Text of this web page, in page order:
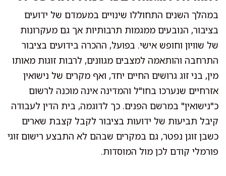
במהלך השנים התחוללו שינויים במעמדם של ידועים
בציבור, הנובעים ממגמות תרבותיות אך גם מעקרונות
של שוויון וחופש אישי. בפועל, ההכרה בידועים בציבור
התרחבה והותאמה למצבים מגוונים, לרבות זוגות מאותו
מין, בני זוג גרושים החיים יחד, ואף מקרים של נישואין
אזרחיים שנערכו בחו"ל והמדינה אינה מוכנה לרשום
כ"נישואין" במרשם הפנים. כך לדוגמה, בית הדין לעבודה
קיבל תביעות של ידועות בציבור לקבל קצבת שארים
כשבן זוגן נפטר, גם במקרים שבהם לא התבצע רישום זוגי
פורמלי קודם לכן מול המוסדות.